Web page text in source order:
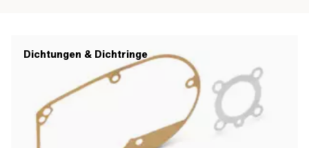
Dichtungen & Dichtringe